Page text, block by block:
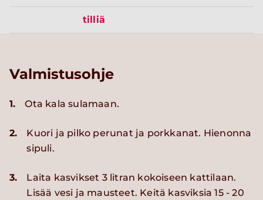
tilliä
Valmistusohje
1. Ota kala sulamaan.
2.
Kuori ja pilko perunat ja porkkanat. Hienonna
sipuli.
3.
Laita kasvikset 3 litran kokoiseen kattilaan.
Lisää vesi ja mausteet. Keitä kasviksia 15 - 20